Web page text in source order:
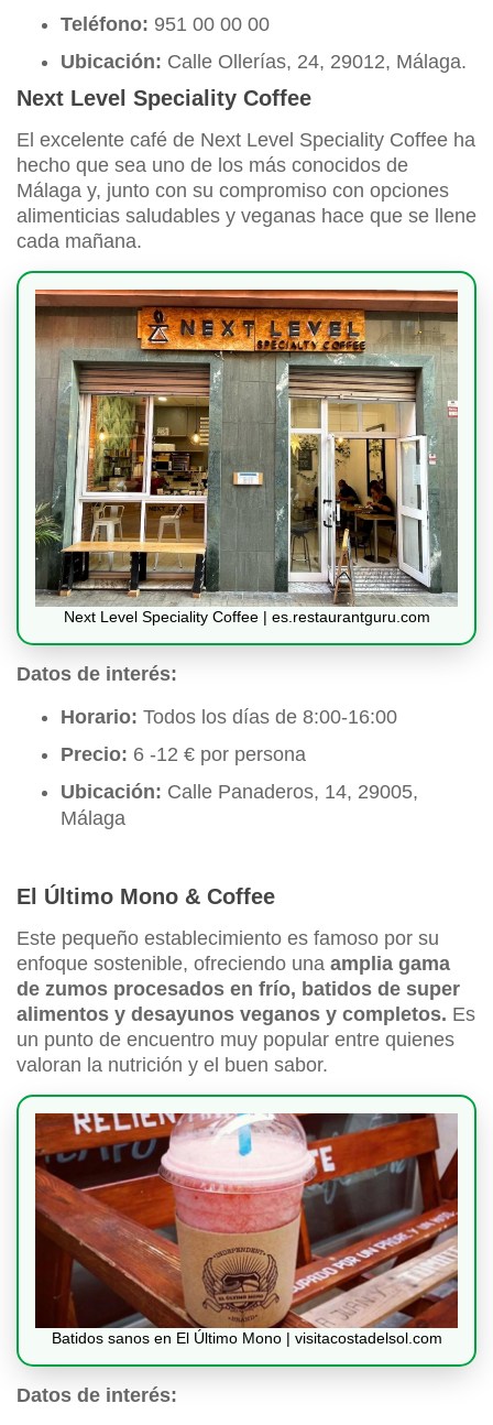
Teléfono: 951 00 00 00
Ubicación: Calle Ollerías, 24, 29012, Málaga.
Next Level Speciality Coffee
El excelente café de Next Level Speciality Coffee ha
hecho que sea uno de los más conocidos de
Málaga y, junto con su compromiso con opciones
alimenticias saludables y veganas hace que se llene
cada mañana.
Next Level Speciality Coffee | es.restaurantguru.com
Datos de interés:
Horario: Todos los días de 8:00-16:00
Precio: 6 -12 € por persona
Ubicación: Calle Panaderos, 14, 29005,
Málaga
El Último Mono & Coffee
Este pequeño establecimiento es famoso por su
enfoque sostenible, ofreciendo una amplia gama
de zumos procesados en frío, batidos de super
alimentos y desayunos veganos y completos. Es
un punto de encuentro muy popular entre quienes
valoran la nutrición y el buen sabor.
Batidos sanos en El Último Mono | visitacostadelsol.com
Datos de interés: